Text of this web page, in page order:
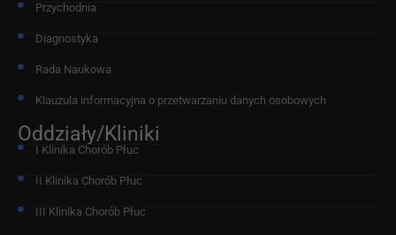
Przychodnia
Diagnostyka
Rada Naukowa
Klauzula informacyjna o przetwarzaniu danych osobowych
Oddziały/Kliniki
I Klinika Chorób Płuc
II Klinika Chorób Płuc
III Klinika Chorób Płuc